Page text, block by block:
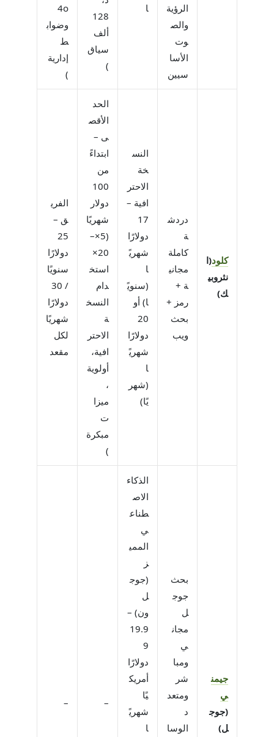
الرؤية
والص
وت
الأسا
سيين
ا
128
ألف
سياق
)
4o
وضواب
ط
إدارية
)
كلود(ا
نثروبي
ك)
دردش
ة
كاملة
مجاني
ة +
رمز +
بحث
ويب
النس
خة
الاحتر
افية –
17
دولارًا
شهريً
ا
(سنويً
ا) أو
20
دولارًا
شهريً
ا
(شهر
يًا)
الحد
الأقص
ى –
ابتداءً
من
100
دولار
شهريًا
(5×–
20×
استخ
دام
النسخ
ة
الاحتر
افية،
أولوية
،
ميزا
ت
مبكرة
)
الفري
ق –
25
دولارًا
سنويًا
/ 30
دولارًا
شهريًا
لكل
مقعد
جيمن
ي
(جوج
ل)
بحث
جوج
ل
مجان
ي
ومبا
شر
ومتعد
د
الوسا
الذكاء
الاص
طناع
ي
الممي
ز
(جوج
ل
ون) –
19.9
9
دولارًا
أمريك
يًا
شهريً
ا
–
–